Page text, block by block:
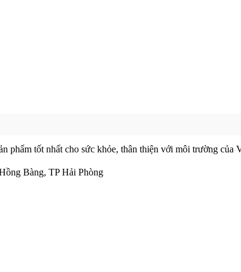
phẩm tốt nhất cho sức khỏe, thân thiện với môi trường của
Bàng, TP Hải Phòng